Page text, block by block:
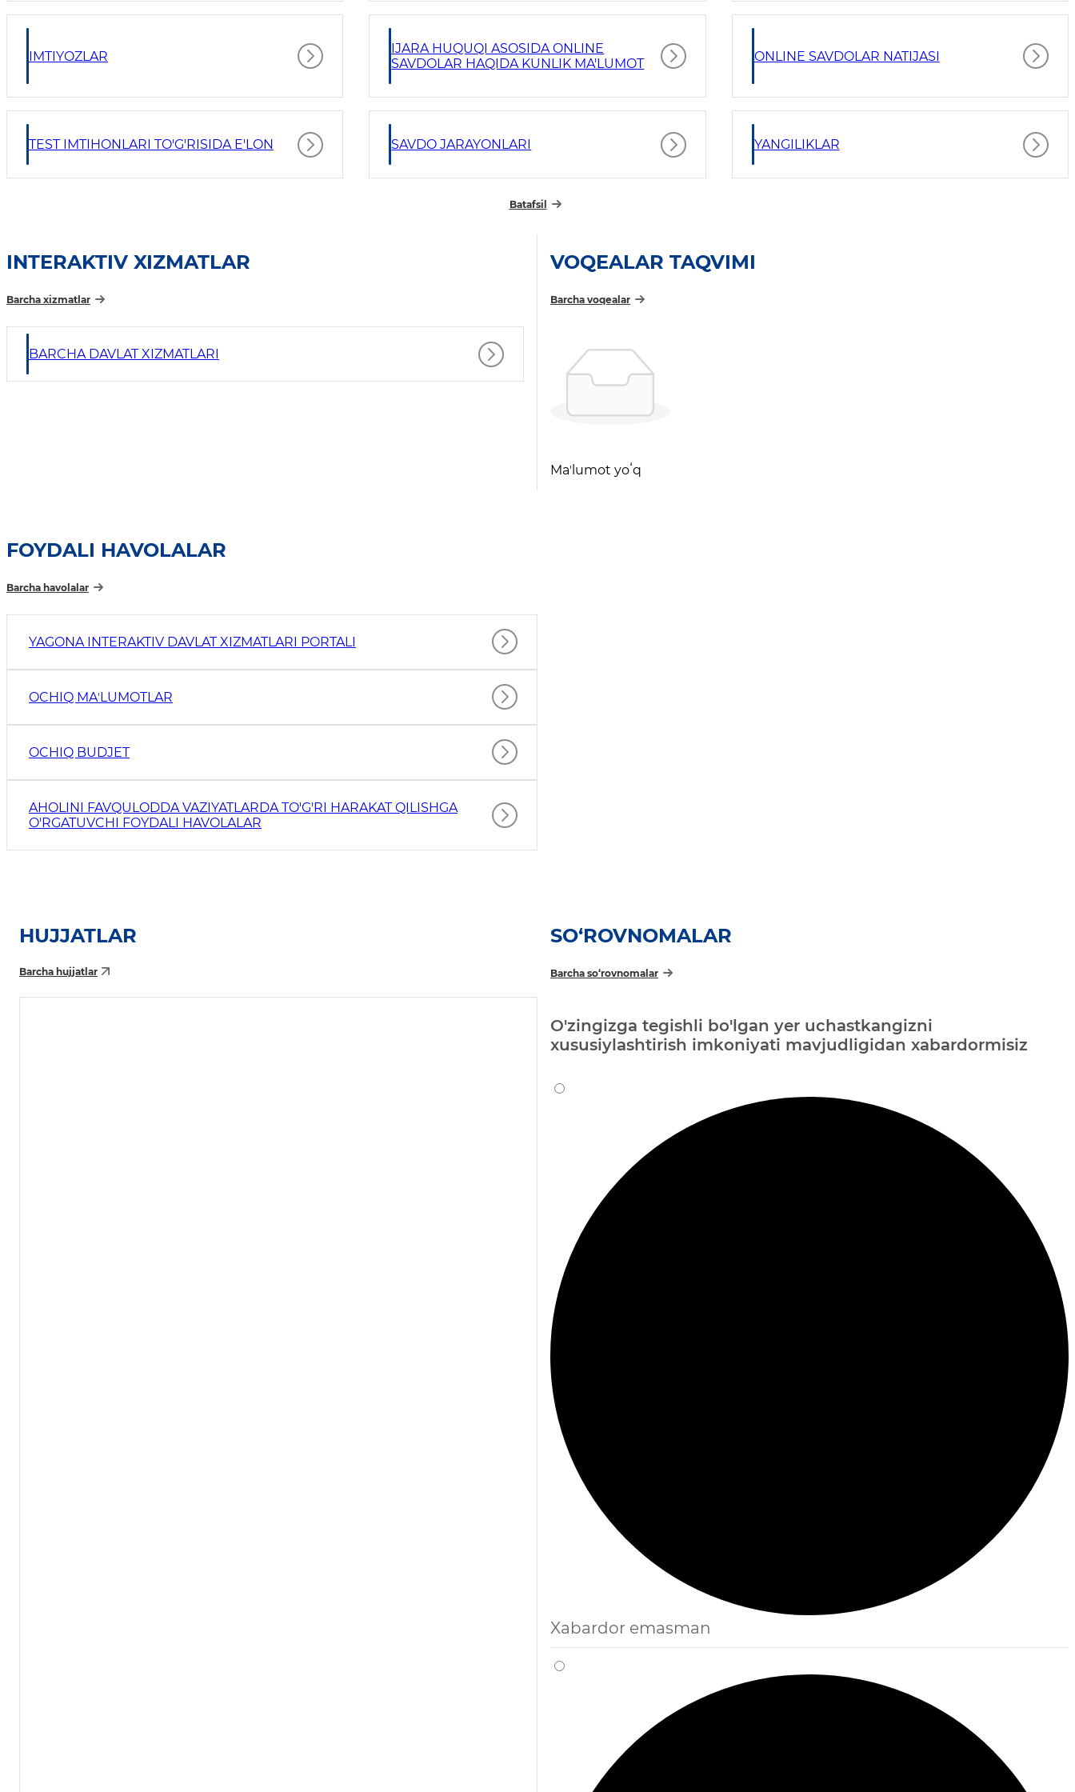
IMTIYOZLAR
IJARA HUQUQI ASOSIDA ONLINE
SAVDOLAR HAQIDA KUNLIK MA'LUMOT
ONLINE SAVDOLAR NATIJASI
TEST IMTIHONLARI TO'G'RISIDA E'LON SAVDO JARAYONLARI YANGILIKLAR
Batafsil
INTERAKTIV XIZMATLAR
Barcha xizmatlar
BARCHA DAVLAT XIZMATLARI
VOQEALAR TAQVIMI
Barcha voqealar
Maʼlumot yoʻq
FOYDALI HAVOLALAR
Barcha havolalar
YAGONA INTERAKTIV DAVLAT XIZMATLARI PORTALI
OCHIQ MAʼLUMOTLAR
OCHIQ BUDJET
AHOLINI FAVQULODDA VAZIYATLARDA TO'G'RI HARAKAT QILISHGA
O'RGATUVCHI FOYDALI HAVOLALAR
HUJJATLAR
Barcha hujjatlar
SO‘ROVNOMALAR
Barcha so‘rovnomalar
O'zingizga tegishli bo'lgan yer uchastkangizni
xususiylashtirish imkoniyati mavjudligidan xabardormisiz
Xabardor emasman